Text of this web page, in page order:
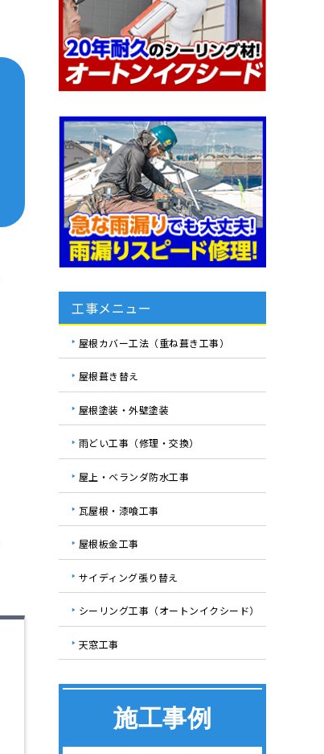
工事メニュー
屋根カバー工法（重ね葺き工事）
屋根葺き替え
屋根塗装・外壁塗装
雨どい工事（修理・交換）
屋上・ベランダ防水工事
瓦屋根・漆喰工事
屋根板金工事
サイディング張り替え
シーリング工事（オートンイクシード）
天窓工事
施工事例